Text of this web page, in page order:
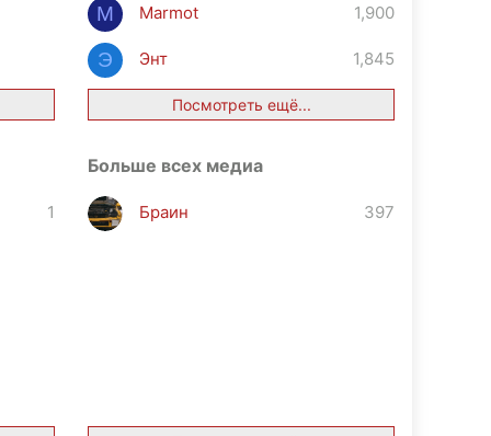
M 1,900
Marmot
Э 1,845
Энт
Посмотреть ещё...
1
Больше всех медиа
397
Браин